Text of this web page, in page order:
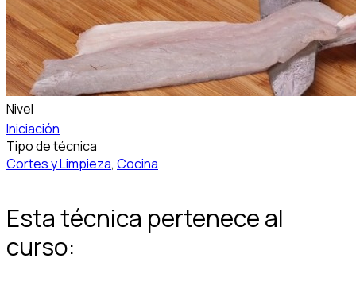
Nivel
Iniciación
Tipo de técnica
Cortes y Limpieza, Cocina
Esta técnica pertenece al
curso: